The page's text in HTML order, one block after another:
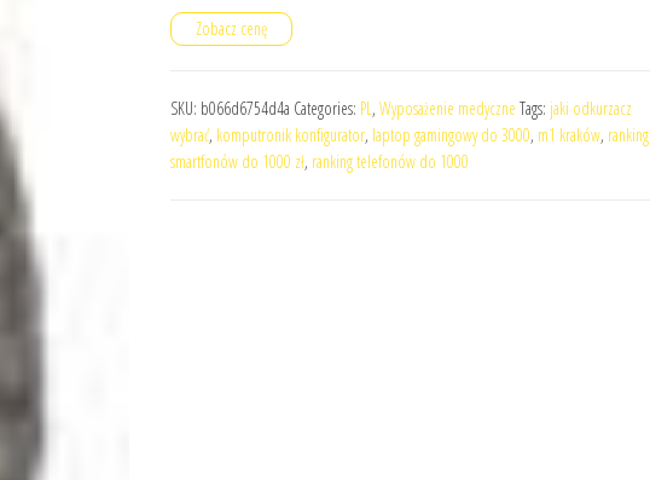
Zobacz cenę
SKU: b066d6754d4a Categories: PL, Wyposażenie medyczne Tags: jaki odkurzacz
wybrać, komputronik konfigurator, laptop gamingowy do 3000, m1 kraków, ranking
smartfonów do 1000 zł, ranking telefonów do 1000